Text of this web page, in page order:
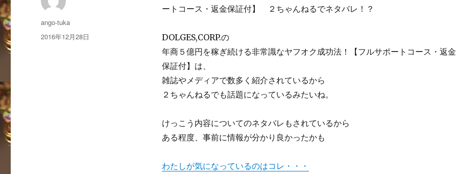
ートコース・返金保証付】 ２ちゃんねるでネタバレ！？
DOLGES,CORP.の
年商５億円を稼ぎ続ける非常識なヤフオク成功法！【フルサポートコース・返金
保証付】は、
雑誌やメディアで数多く紹介されているから
２ちゃんねるでも話題になっているみたいね。
けっこう内容についてのネタバレもされているから
ある程度、事前に情報が分かり良かったかも
わたしが気になっているのはコレ・・・
投
稿
ango-tuka
投
2016年12月28日